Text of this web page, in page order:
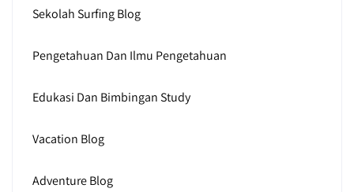
Sekolah Surfing Blog
Pengetahuan Dan Ilmu Pengetahuan
Edukasi Dan Bimbingan Study
Vacation Blog
Adventure Blog